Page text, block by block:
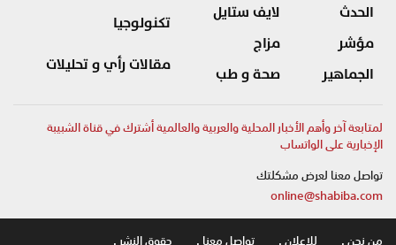
الحدث
مؤشر
الجماهير
لايف ستايل
مزاج
صحة و طب
تكنولوجيا
مقالات رأي و تحليلات
لمتابعة آخر وأهم الأخبار المحلية والعربية والعالمية أشترك في قناة الشبيبة
الإخبارية على الواتساب
تواصل معنا لعرض مشكلتك
online@shabiba.com